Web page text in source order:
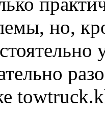
но,